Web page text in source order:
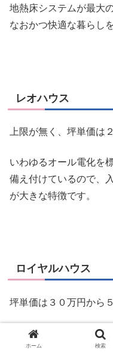
地熱床システムが最大
なおかつ快適な暮らし
レオハウス
上限が無く、坪単価は
いわゆるオール電化を
備え付けているので、
が大きな特徴です。
ロイヤルハウス
坪単価は３０万円から
住宅性能表示の７項目
ＳＳＳ構法を取ってお
ホーム 検索